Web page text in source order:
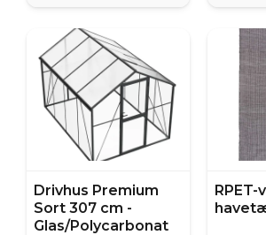
Drivhus Premium
Sort 307 cm -
Glas/Polycarbonat